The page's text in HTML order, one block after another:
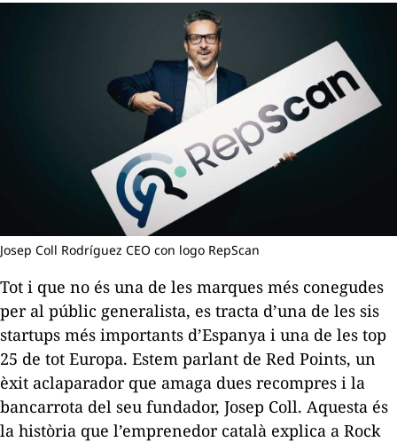
Josep Coll Rodríguez CEO con logo RepScan
Tot i que no és una de les marques més conegudes
per al públic generalista, es tracta d’una de les sis
startups més importants d’Espanya i una de les top
25 de tot Europa. Estem parlant de Red Points, un
èxit aclaparador que amaga dues recompres i la
bancarrota del seu fundador, Josep Coll. Aquesta és
la història que l’emprenedor català explica a Rock